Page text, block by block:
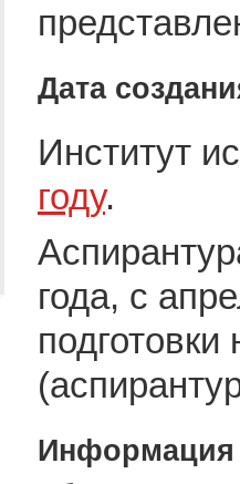
Дата
Институт
году.
года, с
Информация